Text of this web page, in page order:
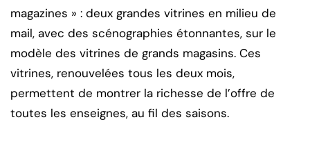
magazines » : deux grandes vitrines en milieu de
mail, avec des scénographies étonnantes, sur le
modèle des vitrines de grands magasins. Ces
vitrines, renouvelées tous les deux mois,
permettent de montrer la richesse de l’offre de
toutes les enseignes, au fil des saisons.